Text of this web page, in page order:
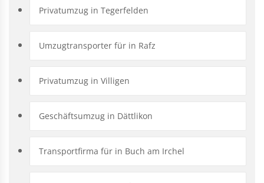
Privatumzug in Tegerfelden
Umzugtransporter für in Rafz
Privatumzug in Villigen
Geschäftsumzug in Dättlikon
Transportfirma für in Buch am Irchel